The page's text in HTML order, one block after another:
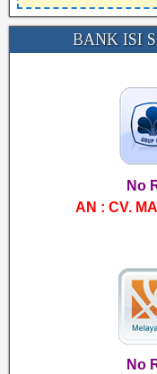
BANK ISI
No
AN : CV.
No